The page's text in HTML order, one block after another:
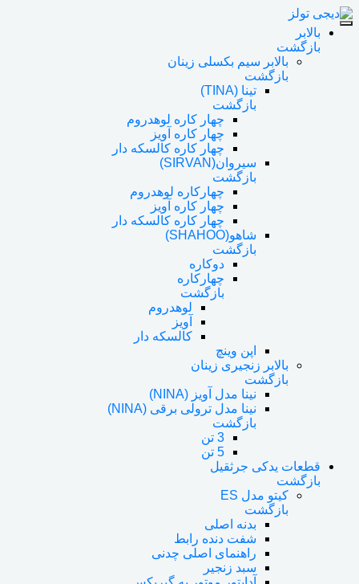
بالابر
بازگشت
بالابر سیم بکسلی زینان
بازگشت
تینا (TINA)
بازگشت
چهار کاره لوهدروم
چهار کاره آویز
چهار کاره کالسکه دار
سیروان(SIRVAN)
بازگشت
چهارکاره لوهدروم
چهار کاره آویز
چهار کاره کالسکه دار
شاهو(SHAHOO)
بازگشت
دوکاره
چهارکاره
بازگشت
لوهدروم
آویز
کالسکه دار
اپن وینچ
بالابر زنجیری زینان
بازگشت
نینا مدل آویز (NINA)
نینا مدل ترولی برقی (NINA)
بازگشت
3 تن
5 تن
قطعات یدکی جرثقیل
بازگشت
کیتو مدل ES
بازگشت
بدنه اصلی
شفت دنده رابط
راهنمای اصلی چدنی
سبد زنجیر